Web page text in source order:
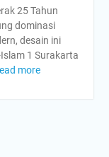
25 Tahun
dominasi
desain ini
1 Surakarta
more